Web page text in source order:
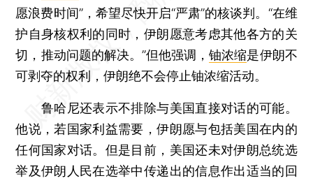
愿浪费时间”，希望尽快开启“严肃”的核谈判。“在维
护自身核权利的同时，伊朗愿意考虑其他各方的关
切，推动问题的解决。”但他强调，铀浓缩是伊朗不
可剥夺的权利，伊朗绝不会停止铀浓缩活动。
鲁哈尼还表示不排除与美国直接对话的可能。
他说，若国家利益需要，伊朗愿与包括美国在内的
任何国家对话。但是目前，美国还未对伊朗总统选
举及伊朗人民在选举中传递出的信息作出适当的回